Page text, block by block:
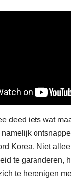
deed iets wat
namelijk
Korea. Niet
te garanderen,
te herenigen